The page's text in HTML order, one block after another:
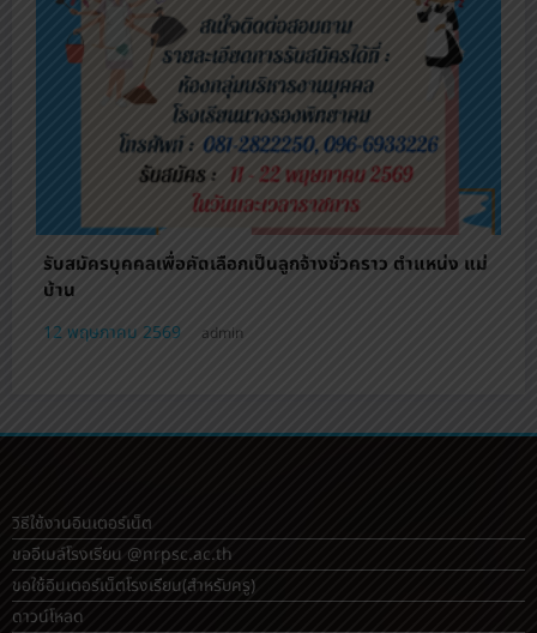
รับสมัครบุคคลเพื่อคัดเลือกเป็นลูกจ้างชั่วคราว ตําแหน่ง แม่
บ้าน
12 พฤษภาคม 2569 admin
วิธีใช้งานอินเตอร์เน็ต
ขออีเมล์โรงเรียน @nrpsc.ac.th
ขอใช้อินเตอร์เน็ตโรงเรียน(สำหรับครู)
ดาวน์โหลด